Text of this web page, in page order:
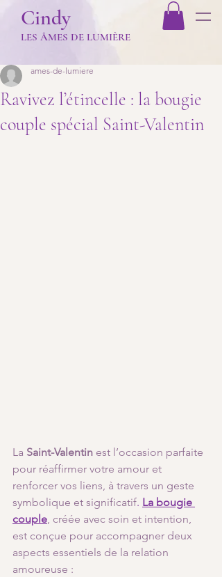
Cindy
LES ÂMES DE LUMIÈRE
Ravivez l’étincelle : la bougie
couple spécial Saint-Valentin
ames-de-lumiere
La Saint-Valentin est l’occasion parfaite
pour réaffirmer votre amour et
renforcer vos liens, à travers un geste
symbolique et significatif. La bougie
couple, créée avec soin et intention,
est conçue pour accompagner deux
aspects essentiels de la relation
amoureuse :